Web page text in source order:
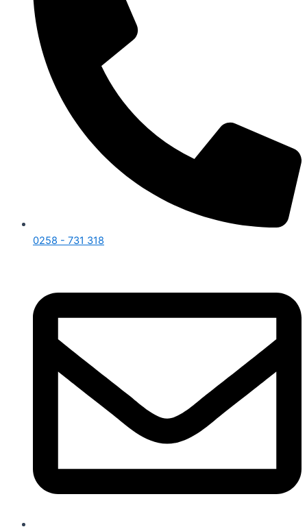
0258 - 731 318